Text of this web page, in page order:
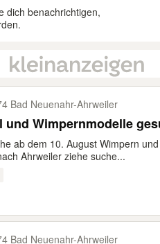
dich benachrichtigen,
Bad Neuenahr-Ahrweiler
und Wimpernmodelle
ab dem 10. August Wimpern
Ahrweiler ziehe suche...
Bad Neuenahr-Ahrweiler